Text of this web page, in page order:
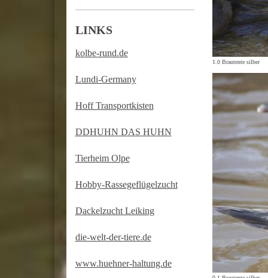
1.0 Brautente silber
LINKS
kolbe-rund.de
Lundi-Germany
Hoff Transportkisten
DDHUHN DAS HUHN
Tierheim Olpe
Hobby-Rassegeflügelzucht
Dackelzucht Leiking
die-welt-der-tiere.de
www.huehner-haltung.de